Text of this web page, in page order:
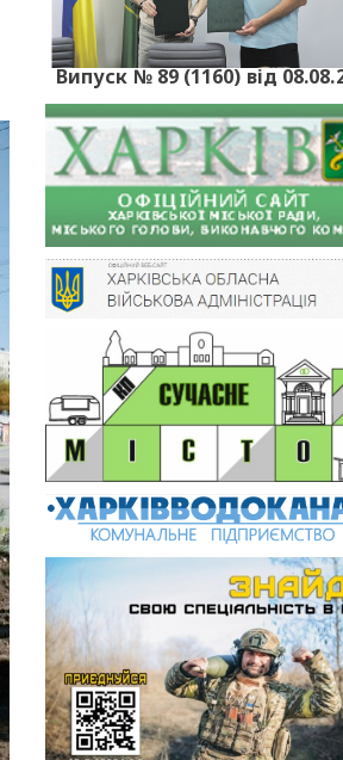
Випуск № 89 (1160) від